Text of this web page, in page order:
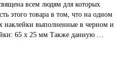
всем людям для которых
этого товара в том, что на одном
наклейки выполненные в черном и
65 х 25 мм Также данную …